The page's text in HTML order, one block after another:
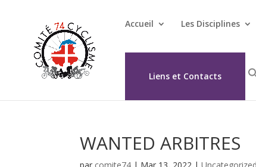
Accueil Les Disciplines
Liens et Contacts
WANTED ARBITRES